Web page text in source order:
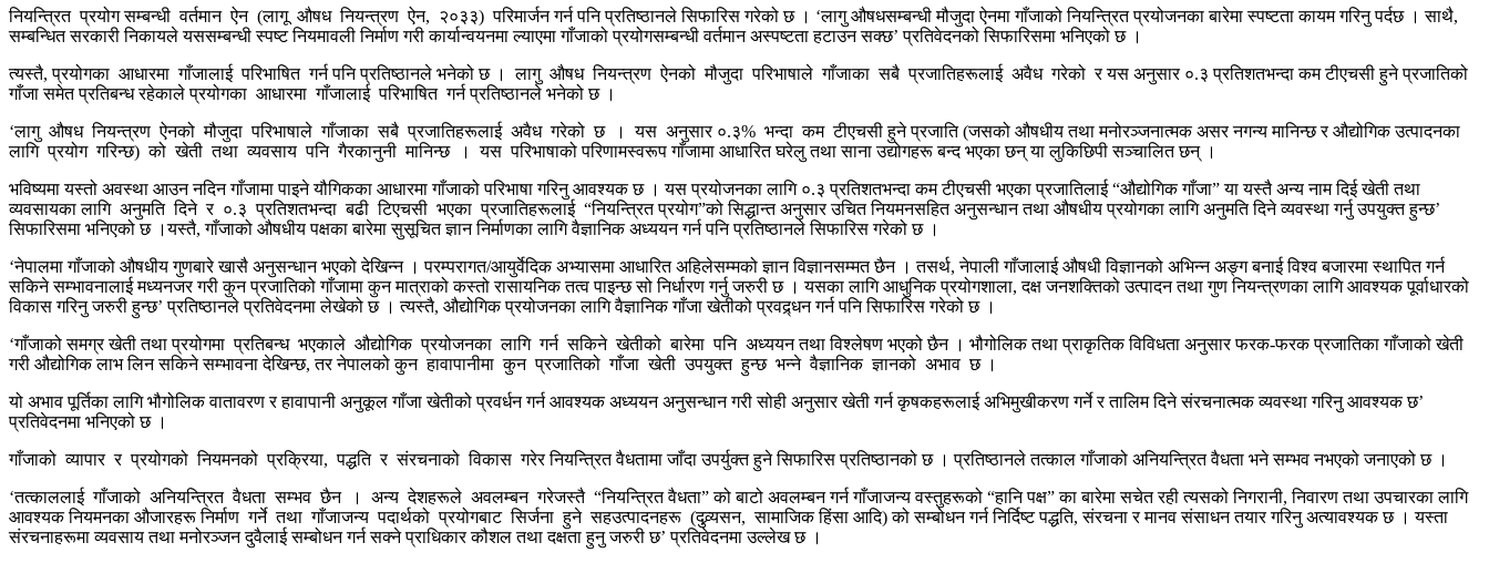
नियन्त्रित प्रयोग सम्बन्धी वर्तमान ऐन (लागू औषध नियन्त्रण ऐन, २०३३) परिमार्जन गर्न पनि प्रतिष्ठानले सिफारिस गरेको छ । ‘लागु औषधसम्बन्धी मौजुदा ऐनमा गाँजाको नियन्त्रित प्रयोजनका बारेमा स्पष्टता कायम गरिनु पर्दछ । साथै,
सम्बन्धित सरकारी निकायले यससम्बन्धी स्पष्ट नियमावली निर्माण गरी कार्यान्वयनमा ल्याएमा गाँजाको प्रयोगसम्बन्धी वर्तमान अस्पष्टता हटाउन सक्छ’ प्रतिवेदनको सिफारिसमा भनिएको छ ।
त्यस्तै, प्रयोगका आधारमा गाँजालाई परिभाषित गर्न पनि प्रतिष्ठानले भनेको छ । लागु औषध नियन्त्रण ऐनको मौजुदा परिभाषाले गाँजाका सबै प्रजातिहरूलाई अवैध गरेको र यस अनुसार ०.३ प्रतिशतभन्दा कम टीएचसी हुने प्रजातिको
गाँजा समेत प्रतिबन्ध रहेकाले प्रयोगका आधारमा गाँजालाई परिभाषित गर्न प्रतिष्ठानले भनेको छ ।
‘लागु औषध नियन्त्रण ऐनको मौजुदा परिभाषाले गाँजाका सबै प्रजातिहरूलाई अवैध गरेको छ । यस अनुसार ०.३% भन्दा कम टीएचसी हुने प्रजाति (जसको औषधीय तथा मनोरञ्जनात्मक असर नगन्य मानिन्छ र औद्योगिक उत्पादनका
लागि प्रयोग गरिन्छ) को खेती तथा व्यवसाय पनि गैरकानुनी मानिन्छ । यस परिभाषाको परिणामस्वरूप गाँजामा आधारित घरेलु तथा साना उद्योगहरू बन्द भएका छन् या लुकिछिपी सञ्चालित छन् ।
भविष्यमा यस्तो अवस्था आउन नदिन गाँजामा पाइने यौगिकका आधारमा गाँजाको परिभाषा गरिनु आवश्यक छ । यस प्रयोजनका लागि ०.३ प्रतिशतभन्दा कम टीएचसी भएका प्रजातिलाई “औद्योगिक गाँजा” या यस्तै अन्य नाम दिई खेती तथा
व्यवसायका लागि अनुमति दिने र ०.३ प्रतिशतभन्दा बढी टिएचसी भएका प्रजातिहरूलाई “नियन्त्रित प्रयोग”को सिद्धान्त अनुसार उचित नियमनसहित अनुसन्धान तथा औषधीय प्रयोगका लागि अनुमति दिने व्यवस्था गर्नु उपयुक्त हुन्छ’
सिफारिसमा भनिएको छ ।यस्तै, गाँजाको औषधीय पक्षका बारेमा सुसूचित ज्ञान निर्माणका लागि वैज्ञानिक अध्ययन गर्न पनि प्रतिष्ठानले सिफारिस गरेको छ ।
‘नेपालमा गाँजाको औषधीय गुणबारे खासै अनुसन्धान भएको देखिन्न । परम्परागत/आयुर्वेदिक अभ्यासमा आधारित अहिलेसम्मको ज्ञान विज्ञानसम्मत छैन । तसर्थ, नेपाली गाँजालाई औषधी विज्ञानको अभिन्न अङ्ग बनाई विश्व बजारमा स्थापित गर्न
सकिने सम्भावनालाई मध्यनजर गरी कुन प्रजातिको गाँजामा कुन मात्राको कस्तो रासायनिक तत्व पाइन्छ सो निर्धारण गर्नु जरुरी छ । यसका लागि आधुनिक प्रयोगशाला, दक्ष जनशक्तिको उत्पादन तथा गुण नियन्त्रणका लागि आवश्यक पूर्वाधारको
विकास गरिनु जरुरी हुन्छ’ प्रतिष्ठानले प्रतिवेदनमा लेखेको छ । त्यस्तै, औद्योगिक प्रयोजनका लागि वैज्ञानिक गाँजा खेतीको प्रवद्र्धन गर्न पनि सिफारिस गरेको छ ।
‘गाँजाको समग्र खेती तथा प्रयोगमा प्रतिबन्ध भएकाले औद्योगिक प्रयोजनका लागि गर्न सकिने खेतीको बारेमा पनि अध्ययन तथा विश्लेषण भएको छैन । भौगोलिक तथा प्राकृतिक विविधता अनुसार फरक-फरक प्रजातिका गाँजाको खेती
गरी औद्योगिक लाभ लिन सकिने सम्भावना देखिन्छ, तर नेपालको कुन हावापानीमा कुन प्रजातिको गाँजा खेती उपयुक्त हुन्छ भन्ने वैज्ञानिक ज्ञानको अभाव छ ।
यो अभाव पूर्तिका लागि भौगोलिक वातावरण र हावापानी अनुकूल गाँजा खेतीको प्रवर्धन गर्न आवश्यक अध्ययन अनुसन्धान गरी सोही अनुसार खेती गर्न कृषकहरूलाई अभिमुखीकरण गर्ने र तालिम दिने संरचनात्मक व्यवस्था गरिनु आवश्यक छ’
प्रतिवेदनमा भनिएको छ ।
गाँजाको व्यापार र प्रयोगको नियमनको प्रक्रिया, पद्धति र संरचनाको विकास गरेर नियन्त्रित वैधतामा जाँदा उपर्युक्त हुने सिफारिस प्रतिष्ठानको छ । प्रतिष्ठानले तत्काल गाँजाको अनियन्त्रित वैधता भने सम्भव नभएको जनाएको छ ।
‘तत्काललाई गाँजाको अनियन्त्रित वैधता सम्भव छैन । अन्य देशहरूले अवलम्बन गरेजस्तै “नियन्त्रित वैधता” को बाटो अवलम्बन गर्न गाँजाजन्य वस्तुहरूको “हानि पक्ष” का बारेमा सचेत रही त्यसको निगरानी, निवारण तथा उपचारका लागि
आवश्यक नियमनका औजारहरू निर्माण गर्ने तथा गाँजाजन्य पदार्थको प्रयोगबाट सिर्जना हुने सहउत्पादनहरू (दुव्र्यसन, सामाजिक हिंसा आदि) को सम्बोधन गर्न निर्दिष्ट पद्धति, संरचना र मानव संसाधन तयार गरिनु अत्यावश्यक छ । यस्ता
संरचनाहरूमा व्यवसाय तथा मनोरञ्जन दुवैलाई सम्बोधन गर्न सक्ने प्राधिकार कौशल तथा दक्षता हुनु जरुरी छ’ प्रतिवेदनमा उल्लेख छ ।